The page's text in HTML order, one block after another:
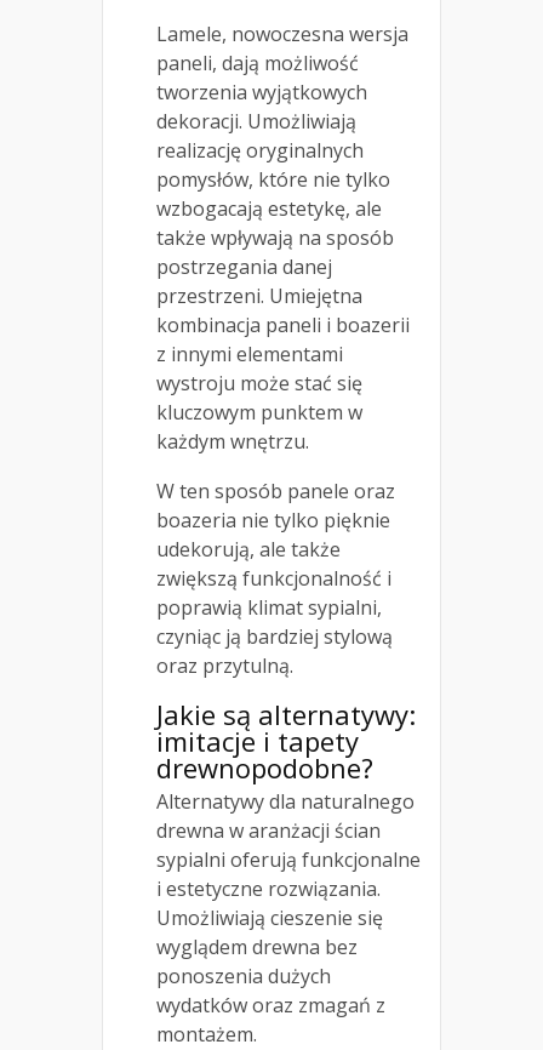
Lamele, nowoczesna wersja
paneli, dają możliwość
tworzenia wyjątkowych
dekoracji. Umożliwiają
realizację oryginalnych
pomysłów, które nie tylko
wzbogacają estetykę, ale
także wpływają na sposób
postrzegania danej
przestrzeni. Umiejętna
kombinacja paneli i boazerii
z innymi elementami
wystroju może stać się
kluczowym punktem w
każdym wnętrzu.
W ten sposób panele oraz
boazeria nie tylko pięknie
udekorują, ale także
zwiększą funkcjonalność i
poprawią klimat sypialni,
czyniąc ją bardziej stylową
oraz przytulną.
Jakie są alternatywy:
imitacje i tapety
drewnopodobne?
Alternatywy dla naturalnego
drewna w aranżacji ścian
sypialni oferują funkcjonalne
i estetyczne rozwiązania.
Umożliwiają cieszenie się
wyglądem drewna bez
ponoszenia dużych
wydatków oraz zmagań z
montażem.